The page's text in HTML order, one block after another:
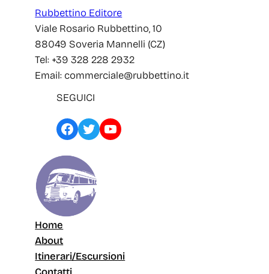
Rubbettino Editore
Viale Rosario Rubbettino, 10
88049 Soveria Mannelli (CZ)
Tel: +39 328 228 2932
Email: commerciale@rubbettino.it
SEGUICI
Facebook Twitter YouTube
Home
About
Itinerari/Escursioni